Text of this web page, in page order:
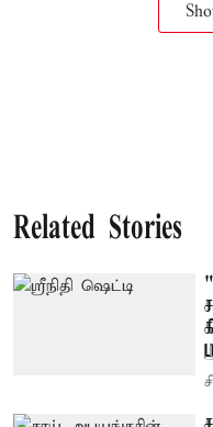
Related Stories